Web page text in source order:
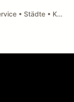
Catering & Partyservice • Städte • Küchenarten • Anfragen